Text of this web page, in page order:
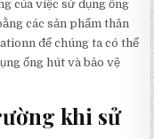
của việc sử dụng ống
các sản phẩm thân
để chúng ta có thể
ống hút và bảo vệ
khi sử